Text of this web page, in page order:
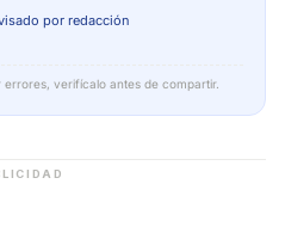
por redacción
verifícalo antes de compartir.